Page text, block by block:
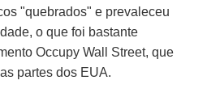
"quebrados" e prevaleceu
o que foi bastante
Occupy Wall Street, que
partes dos EUA.